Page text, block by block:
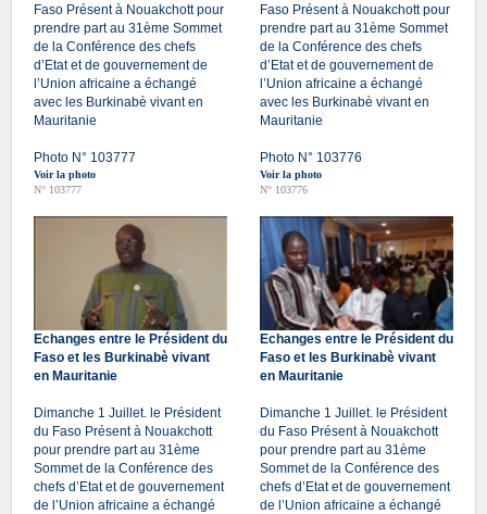
Faso Présent à Nouakchott pour
prendre part au 31ème Sommet
de la Conférence des chefs
d’Etat et de gouvernement de
l’Union africaine a échangé
avec les Burkinabè vivant en
Mauritanie
Photo N° 103777
Voir la photo
N° 103777
Faso Présent à Nouakchott pour
prendre part au 31ème Sommet
de la Conférence des chefs
d’Etat et de gouvernement de
l’Union africaine a échangé
avec les Burkinabè vivant en
Mauritanie
Photo N° 103776
Voir la photo
N° 103776
Echanges entre le Président du
Faso et les Burkinabè vivant
en Mauritanie
Dimanche 1 Juillet. le Président
du Faso Présent à Nouakchott
pour prendre part au 31ème
Sommet de la Conférence des
chefs d’Etat et de gouvernement
de l’Union africaine a échangé
Echanges entre le Président du
Faso et les Burkinabè vivant
en Mauritanie
Dimanche 1 Juillet. le Président
du Faso Présent à Nouakchott
pour prendre part au 31ème
Sommet de la Conférence des
chefs d’Etat et de gouvernement
de l’Union africaine a échangé